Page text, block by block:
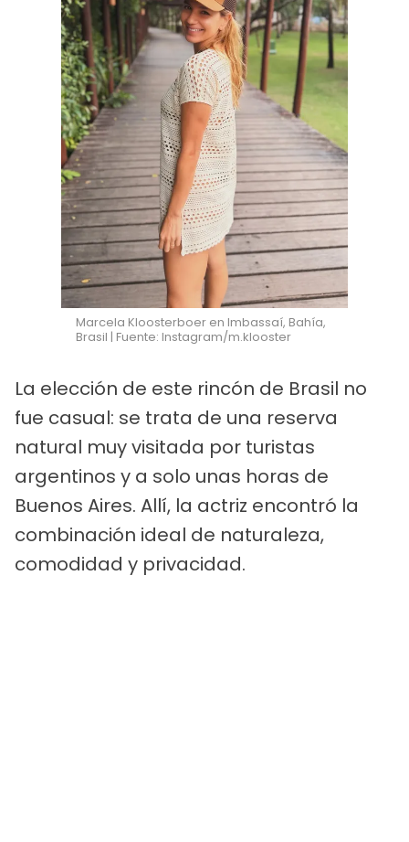
Marcela Kloosterboer en Imbassaí, Bahía,
Brasil | Fuente: Instagram/m.klooster
La elección de este rincón de Brasil no
fue casual: se trata de una reserva
natural muy visitada por turistas
argentinos y a solo unas horas de
Buenos Aires. Allí, la actriz encontró la
combinación ideal de naturaleza,
comodidad y privacidad.